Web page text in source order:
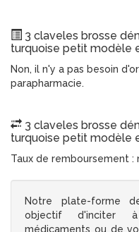
3 claveles brosse
turquoise petit modèle
Non, il n'y a pas besoin
parapharmacie.
3 claveles brosse
turquoise petit modèle
Taux de remboursement :
Notre plate-forme
objectif d'inciter
médicaments ou de